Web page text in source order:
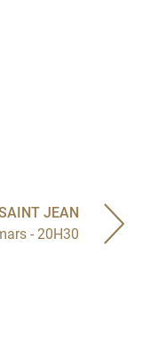
JEAN
- 20H30